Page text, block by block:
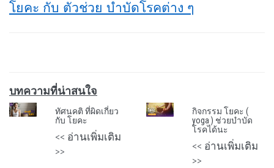
โยคะ กับ ตัวช่วย บำบัดโรคต่าง ๆ
บทความที่น่าสนใจ
ทัศนคติ ที่ผิดเกี่ยว
กับ โยคะ
<< อ่านเพิ่มเติม
>>
กิจกรรม โยคะ (
yoga ) ช่วยบำบัด
โรคได้นะ
<< อ่านเพิ่มเติม
>>